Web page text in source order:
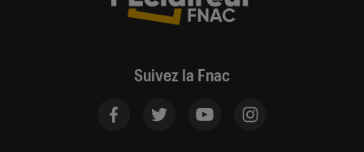
Suivez la Fnac